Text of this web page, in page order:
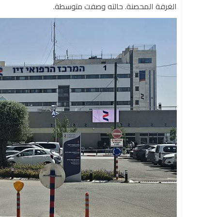
الغرفة المحصنة. حالته وصفت متوسطة.